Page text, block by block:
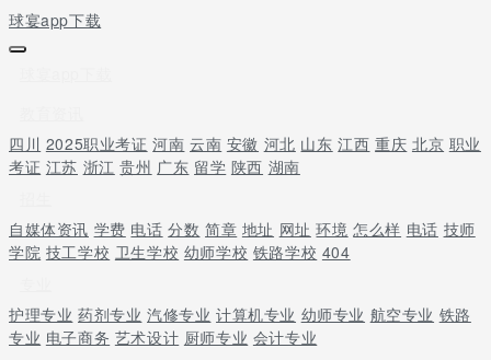
球宴app下载
四川 2025职业考证 河南 云南 安徽 河北 山东 江西 重庆 北京 职业
考证 江苏 浙江 贵州 广东 留学 陕西 湖南
自媒体资讯 学费 电话 分数 简章 地址 网址 环境 怎么样 电话 技师
学院 技工学校 卫生学校 幼师学校 铁路学校 404
护理专业 药剂专业 汽修专业 计算机专业 幼师专业 航空专业 铁路
专业 电子商务 艺术设计 厨师专业 会计专业